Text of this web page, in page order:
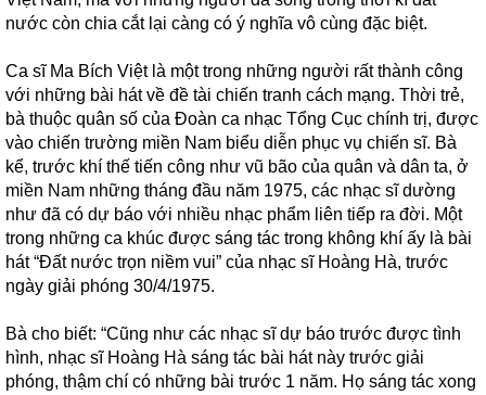
nước còn chia cắt lại càng có ý nghĩa vô cùng đặc biệt.
Ca sĩ Ma Bích Việt là một trong những người rất thành công
với những bài hát về đề tài chiến tranh cách mạng. Thời trẻ,
bà thuộc quân số của Đoàn ca nhạc Tổng Cục chính trị, được
vào chiến trường miền Nam biểu diễn phục vụ chiến sĩ. Bà
kể, trước khí thế tiến công như vũ bão của quân và dân ta, ở
miền Nam những tháng đầu năm 1975, các nhạc sĩ dường
như đã có dự báo với nhiều nhạc phẩm liên tiếp ra đời. Một
trong những ca khúc được sáng tác trong không khí ấy là bài
hát “Đất nước trọn niềm vui” của nhạc sĩ Hoàng Hà, trước
ngày giải phóng 30/4/1975.
Bà cho biết: “Cũng như các nhạc sĩ dự báo trước được tình
hình, nhạc sĩ Hoàng Hà sáng tác bài hát này trước giải
phóng, thậm chí có những bài trước 1 năm. Họ sáng tác xong